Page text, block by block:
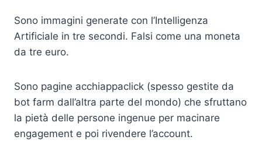
Sono immagini generate con l’Intelligenza
Artificiale in tre secondi. Falsi come una moneta
da tre euro.
Sono pagine acchiappaclick (spesso gestite da
bot farm dall’altra parte del mondo) che sfruttano
la pietà delle persone ingenue per macinare
engagement e poi rivendere l’account.